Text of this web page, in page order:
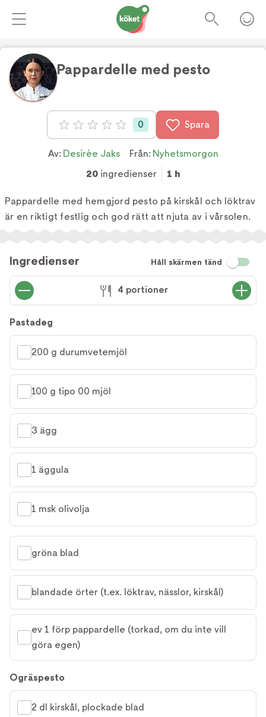
Pappardelle med pesto
Betyg: 0 av 5 0 Spara
Av: Desirée Jaks Från: Nyhetsmorgon
20 ingredienser 1 h
Pappardelle med hemgjord pesto på kirskål och löktrav
är en riktigt festlig och god rätt att njuta av i vårsolen.
Ingredienser Håll skärmen tänd
4 portioner
Pastadeg
200 g durumvetemjöl
100 g tipo 00 mjöl
3 ägg
1 äggula
1 msk olivolja
gröna blad
blandade örter (t.ex. löktrav, nässlor, kirskål)
ev 1 förp pappardelle (torkad, om du inte vill
göra egen)
Ogräspesto
2 dl kirskål, plockade blad